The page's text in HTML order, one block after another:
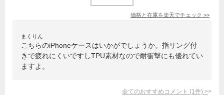
価格と在庫を楽天でチェック >>
まくりん
こちらのiPhoneケースはいかがでしょうか。指リング付
きで疲れにくいですしTPU素材なので耐衝撃にも優れてい
ますよ。
全てのおすすめコメント (1 件) >